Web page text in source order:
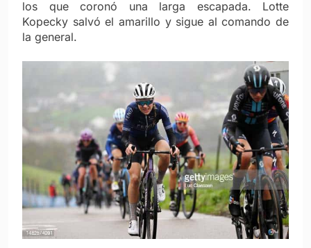
los que coronó una larga escapada. Lotte
Kopecky salvó el amarillo y sigue al comando de
la general.